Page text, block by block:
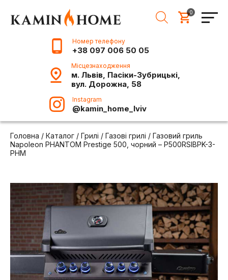
0
Номер телефону
+38 097 006 50 05
Місцезнаходження
м. Львів, Пасіки-Зубрицькі,
вул. Дорожна, 58
Instagram
@kamin_home_lviv
Головна / Каталог / Грилі / Газові грилі / Газовий гриль
Napoleon PHANTOM Prestige 500, чорний – P500RSIBPK-3-
PHM